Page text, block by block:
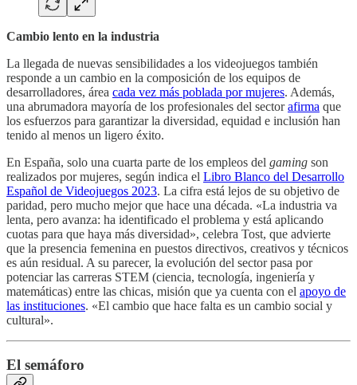
Cambio lento en la industria
La llegada de nuevas sensibilidades a los videojuegos también
responde a un cambio en la composición de los equipos de
desarrolladores, área cada vez más poblada por mujeres. Además,
una abrumadora mayoría de los profesionales del sectorafirma que
los esfuerzos para garantizar la diversidad, equidad e inclusión han
tenido al menos un ligero éxito.
En España, solo una cuarta parte de los empleos del gaming son
realizados por mujeres, según indica el Libro Blanco del Desarrollo
Español de Videojuegos 2023. La cifra está lejos de su objetivo de
paridad, pero mucho mejor que hace una década. «La industria va
lenta, pero avanza: ha identificado el problema y está aplicando
cuotas para que haya más diversidad», celebra Tost, que advierte
que la presencia femenina en puestos directivos, creativos y técnicos
es aún residual. A su parecer, la evolución del sector pasa por
potenciar las carreras STEM (ciencia, tecnología, ingeniería y
matemáticas) entre las chicas, misión que ya cuenta con el apoyo de
las instituciones. «El cambio que hace falta es un cambio social y
cultural».
El semáforo